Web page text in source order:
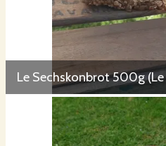
Le Sechskonbrot 500g